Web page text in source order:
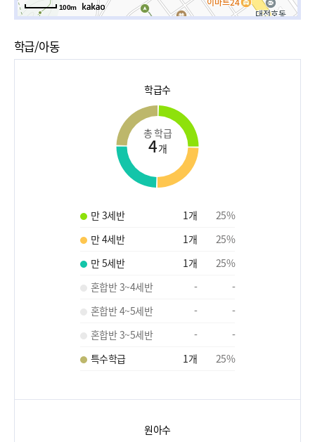
100m
학급/아동
학급수
총 학급
4개
만 3세반 1개 25%
만 4세반
1개 25%
만 5세반
1개 25%
혼합반 3~4세반
-
-
혼합반 4~5세반
-
-
혼합반 3~5세반
-
-
특수학급
1개 25%
원아수